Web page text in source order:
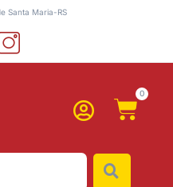
Santa Maria-RS
0